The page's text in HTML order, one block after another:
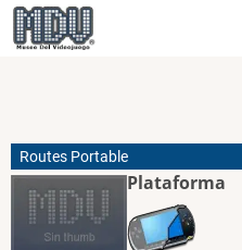
Pasar
al
Routes Portable
Plataforma